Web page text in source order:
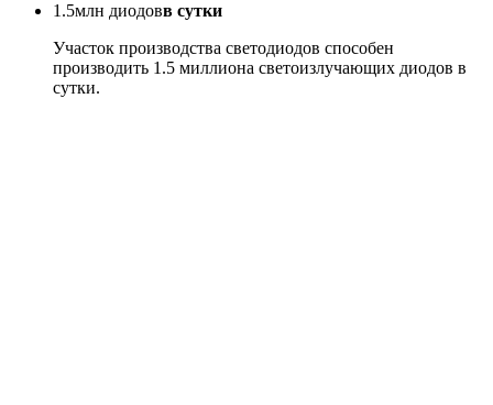
1.5млн диодовв сутки
Участок производства светодиодов способен
производить 1.5 миллиона светоизлучающих диодов в
сутки.